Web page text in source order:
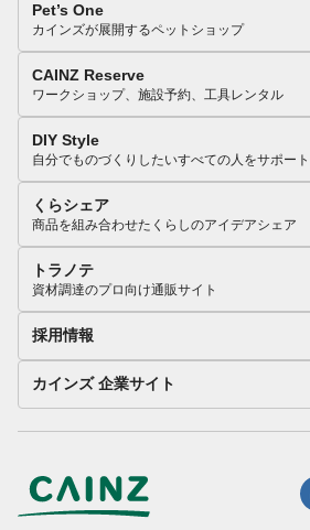
Pet’s One
カインズが展開するペットショップ
CAINZ Reserve
ワークショップ、施設予約、工具レンタル
DIY Style
自分でものづくりしたいすべての人をサポート
くらシェア
商品を組み合わせたくらしのアイデアシェア
トラノテ
資材調達のプロ向け通販サイト
採用情報
カインズ 企業サイト